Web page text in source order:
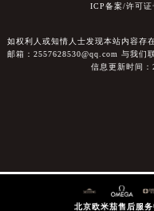
ICP备案/许可证
如权利人或知情人士发现本站内容存
邮箱：2557628530@qq.com 与我们
信息更新时间
北京欧米茄售后服